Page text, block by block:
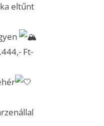
eltűnt
Ft-